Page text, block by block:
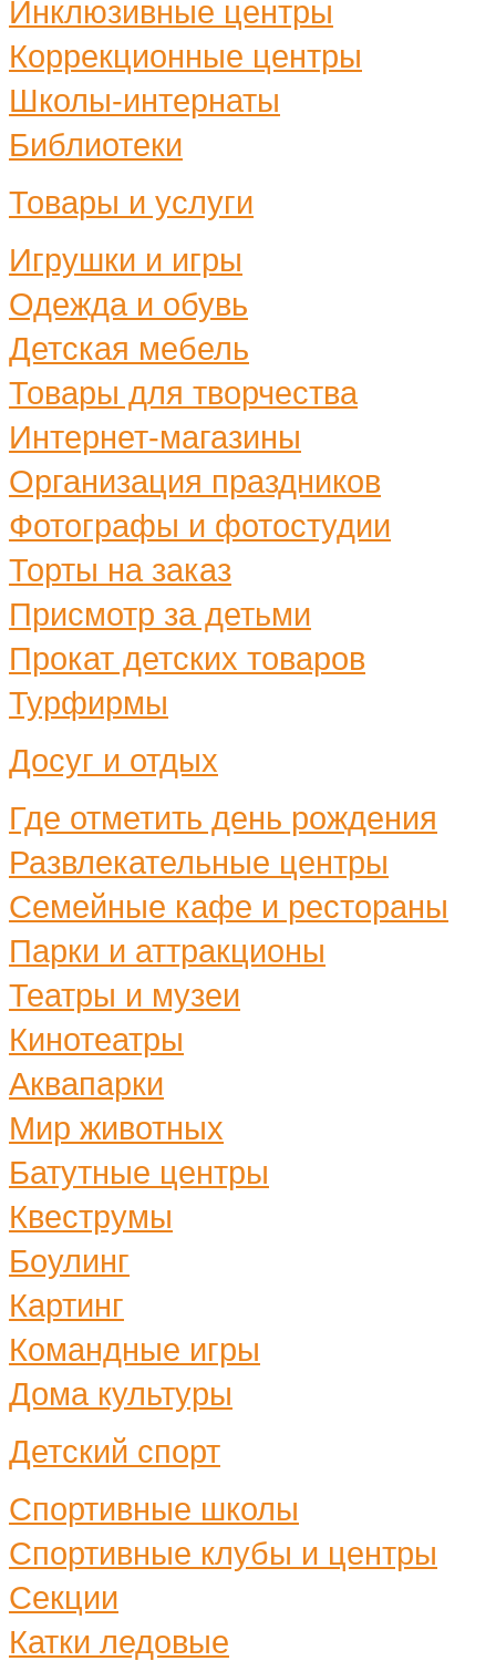
Инклюзивные центры
Коррекционные центры
Школы-интернаты
Библиотеки
Товары и услуги
Игрушки и игры
Одежда и обувь
Детская мебель
Товары для творчества
Интернет-магазины
Организация праздников
Фотографы и фотостудии
Торты на заказ
Присмотр за детьми
Прокат детских товаров
Турфирмы
Досуг и отдых
Где отметить день рождения
Развлекательные центры
Семейные кафе и рестораны
Парки и аттракционы
Театры и музеи
Кинотеатры
Аквапарки
Мир животных
Батутные центры
Квеструмы
Боулинг
Картинг
Командные игры
Дома культуры
Детский спорт
Спортивные школы
Спортивные клубы и центры
Секции
Катки ледовые